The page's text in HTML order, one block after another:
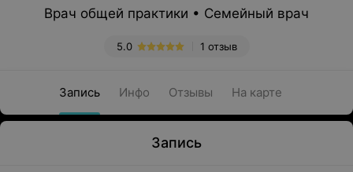
Врач общей практики • Семейный врач
1 отзыв
5.0
Запись Инфо Отзывы На карте
Запись